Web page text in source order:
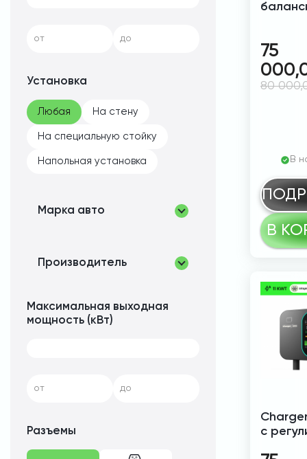
от до
Установка
Любая На стену
На специальную стойку
Напольная установка
Марка авто
Производитель
Максимальная выходная
мощность (кВт)
от до
Разъемы
75
80
В
В
с